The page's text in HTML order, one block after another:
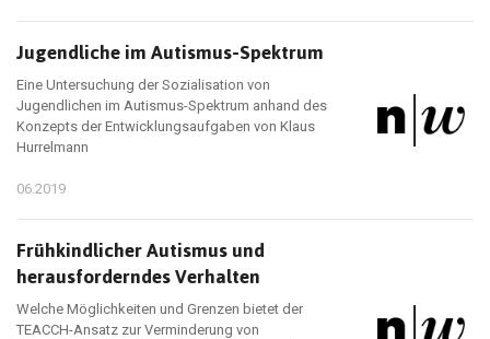
Jugendliche im Autismus-Spektrum
Eine Untersuchung der Sozialisation von
Jugendlichen im Autismus-Spektrum anhand des
Konzepts der Entwicklungsaufgaben von Klaus
Hurrelmann
06.2019
Frühkindlicher Autismus und
herausforderndes Verhalten
Welche Möglichkeiten und Grenzen bietet der
TEACCH-Ansatz zur Verminderung von